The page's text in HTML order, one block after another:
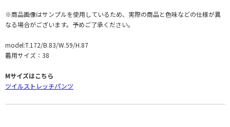
※商品画像はサンプルを使用しているため、実際の商品と色味などの仕様が異
なる場合がございます。予めご了承ください。
model:T.172/B.83/W.59/H.87
着用サイズ：38
Mサイズはこちら
ツイルストレッチパンツ